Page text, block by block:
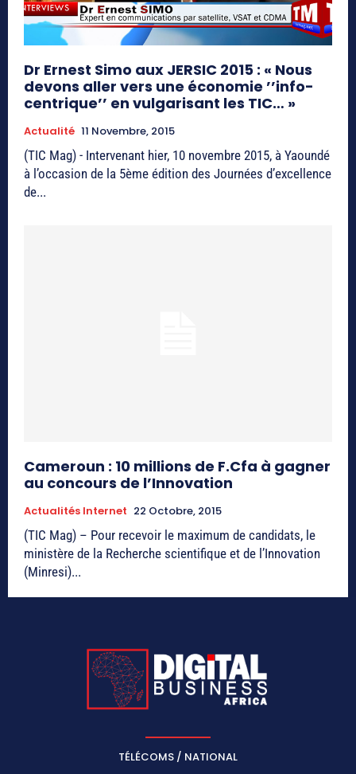
Dr Ernest Simo aux JERSIC 2015 : « Nous
devons aller vers une économie ’’info-
centrique’’ en vulgarisant les TIC… »
Actualité 11 Novembre, 2015
(TIC Mag) - Intervenant hier, 10 novembre 2015, à Yaoundé
à l’occasion de la 5ème édition des Journées d’excellence
de...
Cameroun : 10 millions de F.Cfa à gagner
au concours de l’Innovation
Actualités Internet 22 Octobre, 2015
(TIC Mag) – Pour recevoir le maximum de candidats, le
ministère de la Recherche scientifique et de l’Innovation
(Minresi)...
TÉLÉCOMS / NATIONAL